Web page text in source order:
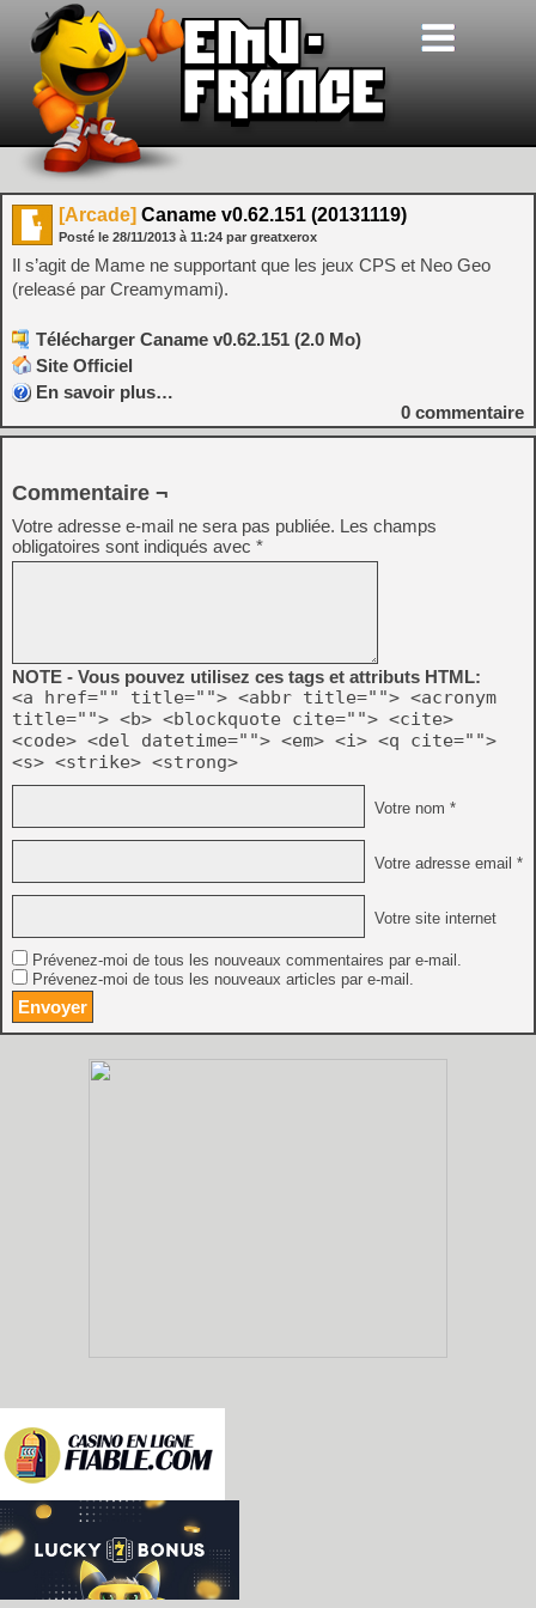
[Arcade] Caname v0.62.151 (20131119)
Posté le 28/11/2013 à 11:24 par greatxerox
Il s’agit de Mame ne supportant que les jeux CPS et Neo Geo
(releasé par Creamymami).
Télécharger Caname v0.62.151 (2.0 Mo)
Site Officiel
En savoir plus…
0 commentaire
Commentaire ¬
Votre adresse e-mail ne sera pas publiée. Les champs
obligatoires sont indiqués avec *
NOTE - Vous pouvez utilisez ces tags et attributs HTML:
<a href="" title=""> <abbr title=""> <acronym
title=""> <b> <blockquote cite=""> <cite>
<code> <del datetime=""> <em> <i> <q cite="">
<s> <strike> <strong>
Votre nom *
Votre adresse email *
Votre site internet
Prévenez-moi de tous les nouveaux commentaires par e-mail.
Prévenez-moi de tous les nouveaux articles par e-mail.